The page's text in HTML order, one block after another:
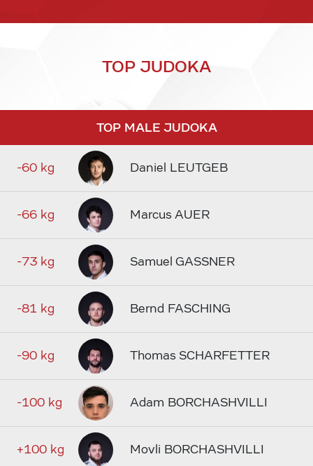
TOP JUDOKA
TOP MALE JUDOKA
-60 kg Daniel LEUTGEB
-66 kg Marcus AUER
-73 kg Samuel GASSNER
-81 kg Bernd FASCHING
-90 kg Thomas SCHARFETTER
-100 kg Adam BORCHASHVILLI
+100 kg Movli BORCHASHVILLI